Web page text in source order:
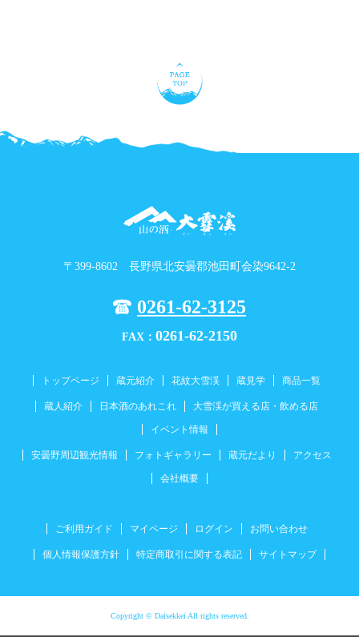
〒399-8602 長野県北安曇郡池田町会染9642-2
0261-62-3125
FAX： 0261-62-2150
トップページ 蔵元紹介 花紋大雪渓 蔵見学 商品一覧
蔵人紹介 日本酒のあれこれ 大雪渓が買える店・飲める店
イベント情報
安曇野周辺観光情報 フォトギャラリー 蔵元だより アクセス
会社概要
ご利用ガイド マイページ ログイン お問い合わせ
個人情報保護方針 特定商取引に関する表記 サイトマップ
Copyright © Daisekkei All rights reserved.